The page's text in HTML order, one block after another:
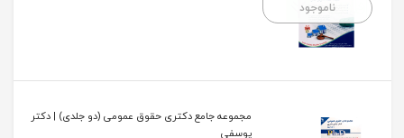
ناموجود
مجموعه جامع دکتری حقوق عمومی (دو جلدی) | دکتر
یوسفی